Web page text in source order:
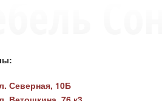
Северная, 10Б